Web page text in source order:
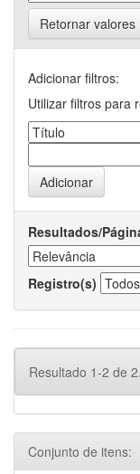
Retornar valores
Adicionar filtros:
Utilizar filtros para
Resultados/
Registro(s)
Resultado 1-2 de 2.
Conjunto de itens: